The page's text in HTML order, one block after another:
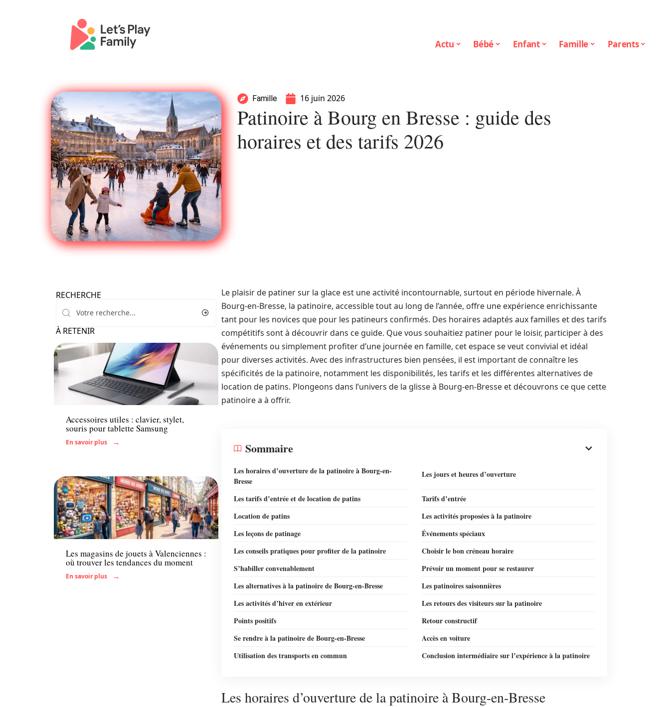
Actu Bébé Enfant Famille Parents
Famille 16 juin 2026
Patinoire à Bourg en Bresse : guide des
horaires et des tarifs 2026
RECHERCHE
À RETENIR
Enfant
Accessoires utiles : clavier, stylet,
souris pour tablette Samsung
En savoir plus
Enfant
Les magasins de jouets à Valenciennes :
où trouver les tendances du moment
En savoir plus
Le plaisir de patiner sur la glace est une activité incontournable, surtout en période hivernale. À
Bourg-en-Bresse, la patinoire, accessible tout au long de l’année, offre une expérience enrichissante
tant pour les novices que pour les patineurs confirmés. Des horaires adaptés aux familles et des tarifs
compétitifs sont à découvrir dans ce guide. Que vous souhaitiez patiner pour le loisir, participer à des
événements ou simplement profiter d’une journée en famille, cet espace se veut convivial et idéal
pour diverses activités. Avec des infrastructures bien pensées, il est important de connaître les
spécificités de la patinoire, notamment les disponibilités, les tarifs et les différentes alternatives de
location de patins. Plongeons dans l’univers de la glisse à Bourg-en-Bresse et découvrons ce que cette
patinoire a à offrir.
Sommaire
Les horaires d’ouverture de la patinoire à Bourg-en-
Bresse
Les jours et heures d’ouverture
Les tarifs d’entrée et de location de patins
Tarifs d’entrée
Location de patins
Les activités proposées à la patinoire
Les leçons de patinage
Événements spéciaux
Les conseils pratiques pour profiter de la patinoire
Choisir le bon créneau horaire
S’habiller convenablement
Prévoir un moment pour se restaurer
Les alternatives à la patinoire de Bourg-en-Bresse
Les patinoires saisonnières
Les activités d’hiver en extérieur
Les retours des visiteurs sur la patinoire
Points positifs
Retour constructif
Se rendre à la patinoire de Bourg-en-Bresse
Accès en voiture
Utilisation des transports en commun
Conclusion intermédiaire sur l’expérience à la patinoire
Les horaires d’ouverture de la patinoire à Bourg-en-Bresse